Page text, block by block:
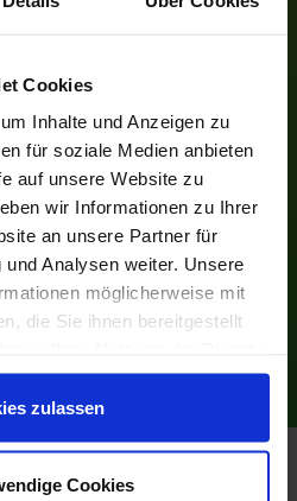
Cookies
Inhalte und Anzeigen zu
für soziale Medien anbieten
auf unsere Website zu
wir Informationen zu Ihrer
an unsere Partner für
Analysen weiter. Unsere
möglicherweise mit
die Sie ihnen bereitgestellt
zulassen
Cookies